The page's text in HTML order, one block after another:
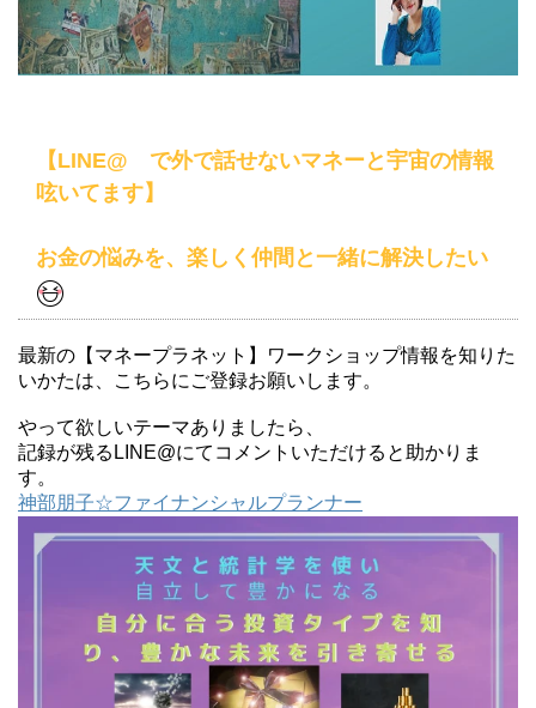
【LINE@ で外で話せないマネーと宇宙の情報
呟いてます】
お金の悩みを、楽しく仲間と一緒に解決したい
最新の【マネープラネット】ワークショップ情報を知りた
いかたは、こちらにご登録お願いします。
やって欲しいテーマありましたら、
記録が残るLINE@にてコメントいただけると助かりま
す。
神部朋子☆ファイナンシャルプランナー